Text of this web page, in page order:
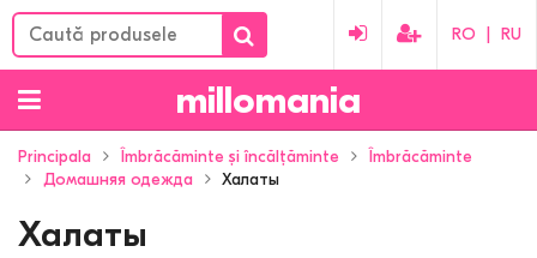
RO RU
millomania
Principala Îmbrăcăminte și încălțăminte
Îmbrăcăminte
Домашняя одежда
Халаты
Халаты